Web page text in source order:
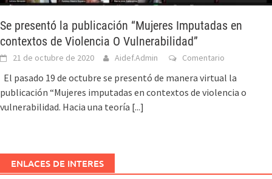
Se presentó la publicación “Mujeres Imputadas en
contextos de Violencia O Vulnerabilidad”
21 de octubre de 2020 Aidef.Admin Comentario
El pasado 19 de octubre se presentó de manera virtual la
publicación “Mujeres imputadas en contextos de violencia o
vulnerabilidad. Hacia una teoría [...]
ENLACES DE INTERES